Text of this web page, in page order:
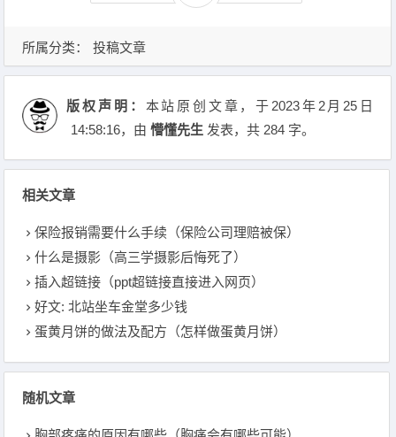
所属分类： 投稿文章
版权声明： 本站原创文章，于2023年2月25日
14:58:16，由懵懂先生 发表，共 284 字。
相关文章
保险报销需要什么手续（保险公司理赔被保）
什么是摄影（高三学摄影后悔死了）
插入超链接（ppt超链接直接进入网页）
好文: 北站坐车金堂多少钱
蛋黄月饼的做法及配方（怎样做蛋黄月饼）
随机文章